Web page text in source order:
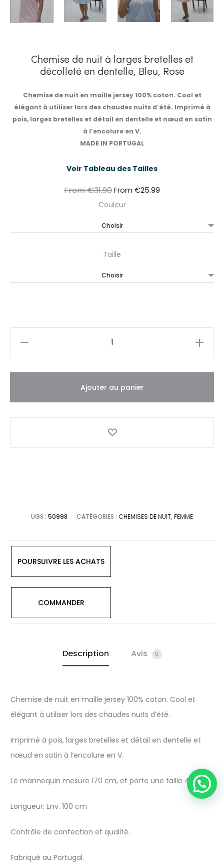
Chemise de nuit à larges bretelles et
décolleté en dentelle, Bleu, Rose
Chemise de nuit en maille jersey 100% coton. Cool et
élégant à utiliser lors des chaudes nuits d’été. Imprimé à
pois, larges bretelles et détail en dentelle et nœud en satin
à l’encolure en V.
MADE IN PORTUGAL
Voir Tableau des Tailles
From€31.90From €25.99
Couleur
Taille
Ajouter au panier
UGS : 50998 CATÉGORIES : CHEMISES DE NUIT, FEMME
POURSUIVRE LES ACHATS
COMMANDER
Description Avis 0
Chemise de nuit en maille jersey 100% coton. Cool et
élégant à utiliser lors des chaudes nuits d’été.
Imprimé à pois, larges bretelles et détail en dentelle et
nœud en satin à l’encolure en V.
Le mannequin mesure 170 cm, et porte une taille 42/44
Longueur: Env. 100 cm
Contrôle de confection et qualité.
Fabriqué au Portugal.